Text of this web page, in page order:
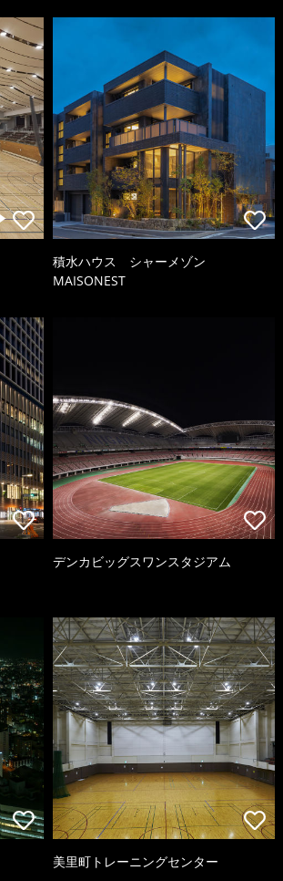
積水ハウス シャーメゾン
MAISONEST
デンカビッグスワンスタジアム
美里町トレーニングセンター